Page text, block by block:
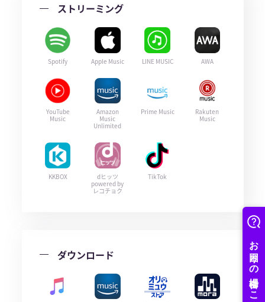
ストリーミング
Spotify Apple Music LINE MUSIC AWA
YouTube
Music
Amazon
Music
Unlimited
Prime Music
Rakuten
Music
KKBOX
dヒッツ
powered by
レコチョク
TikTok
ダウンロード